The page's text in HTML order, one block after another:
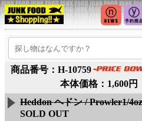
商品番号：H-10759
本体価格：1,600
Heddon ヘドン / Prowler1/
SOLD OUT